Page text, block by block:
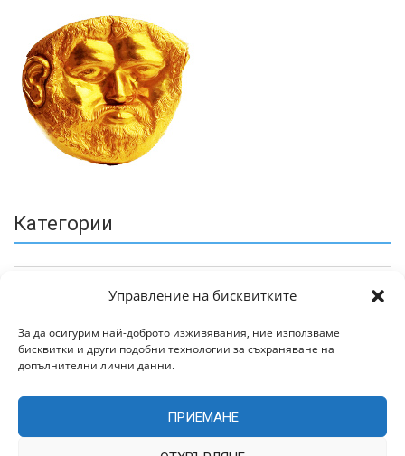
Управление на бисквитките
За да осигурим най-доброто изживявания, ние използваме
бисквитки и други подобни технологии за съхраняване на
допълнителни лични данни.
ПРИЕМАНЕ
Категории
Архив